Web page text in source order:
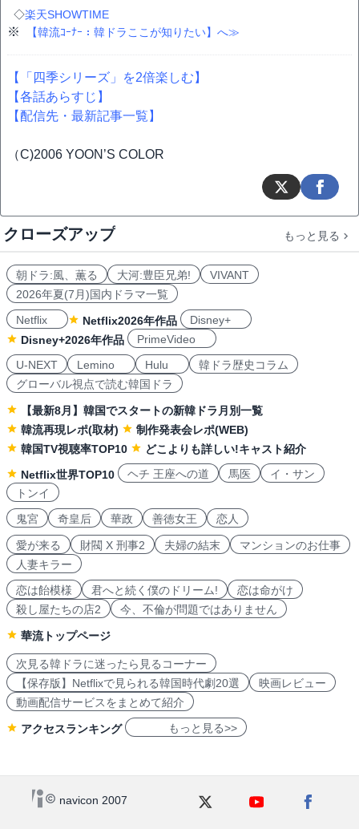
◇楽天SHOWTIME
※ 【韓流ｺｰﾅｰ：韓ドラここが知りたい】へ≫
【「四季シリーズ」を2倍楽しむ】
【各話あらすじ】
【配信先・最新記事一覧】
（C)2006 YOON’S COLOR
クローズアップ もっと見る
朝ドラ:風、薫る 大河:豊臣兄弟!
VIVANT
2026年夏(7月)国内ドラマ一覧
Netflix
Netflix2026年作品
Disney+
Disney+2026年作品
PrimeVideo
U-NEXT
Lemino Hulu
韓ドラ歴史コラム
グローバル視点で読む韓国ドラ
【最新8月】韓国でスタートの新韓ドラ月別一覧
韓流再現レポ(取材)
制作発表会レポ(WEB)
韓国TV視聴率TOP10
どこよりも詳しい!キャスト紹介
Netflix世界TOP10
ヘチ 王座への道 馬医
イ・サン
トンイ
鬼宮
奇皇后 華政 善徳女王 恋人
愛が来る 財閥 X 刑事2 夫婦の結末
マンションのお仕事
人妻キラー
恋は飴模様
君へと続く僕のドリーム!
恋は命がけ
殺し屋たちの店2
今、不倫が問題ではありません
華流トップページ
次見る韓ドラに迷ったら見るコーナー
【保存版】Netflixで見られる韓国時代劇20選
映画レビュー
動画配信サービスをまとめて紹介
アクセスランキング もっと見る>>
navicon 2007